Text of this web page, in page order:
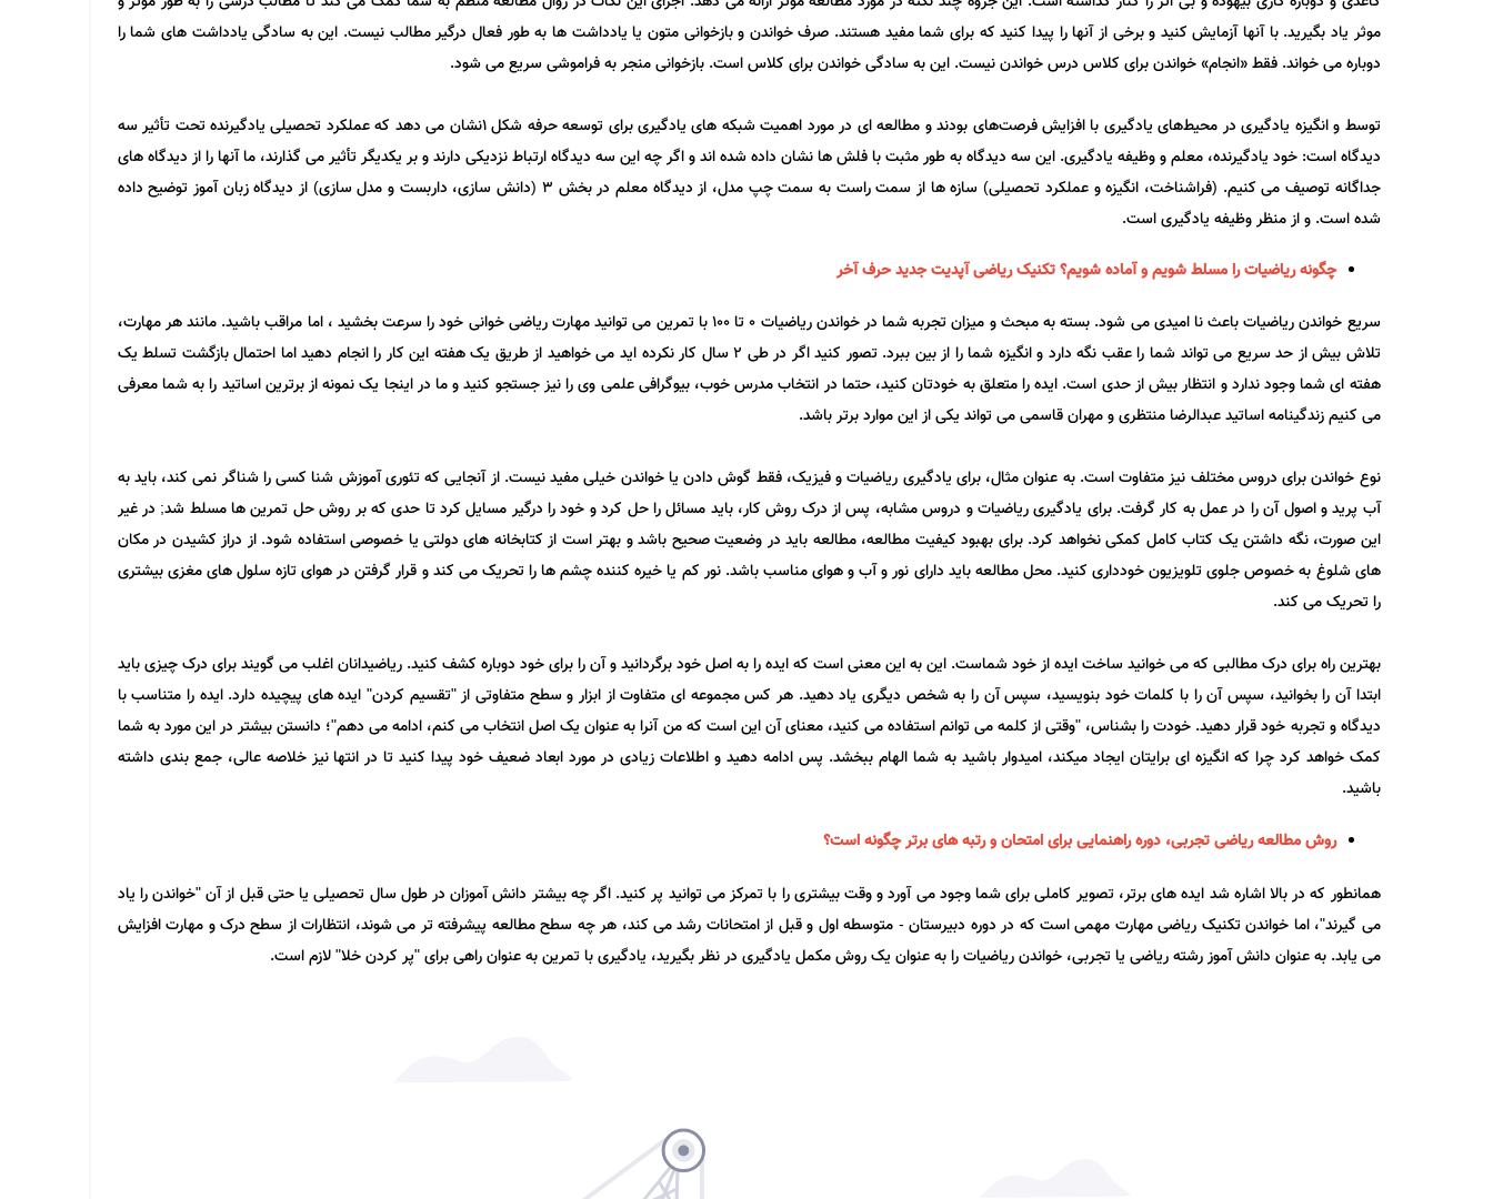
موثر یاد بگیرید. با آنها آزمایش کنید و برخی از آنها را پیدا کنید که برای شما مفید هستند. صرف خواندن و بازخوانی متون یا یادداشت ها به طور فعال درگیر مطالب نیست. این به سادگی یادداشت های شما را
دوباره می خواند. فقط «انجام» خواندن برای کلاس درس خواندن نیست. این به سادگی خواندن برای کلاس است. بازخوانی منجر به فراموشی سریع می شود.
توسط و انگیزه یادگیری در محیط‌های یادگیری با افزایش فرصت‌های بودند و مطالعه ای در مورد اهمیت شبکه های یادگیری برای توسعه حرفه شکل 1نشان می دهد که عملکرد تحصیلی یادگیرنده تحت تأثیر سه
دیدگاه است: خود یادگیرنده، معلم و وظیفه یادگیری. این سه دیدگاه به طور مثبت با فلش ها نشان داده شده اند و اگر چه این سه دیدگاه ارتباط نزدیکی دارند و بر یکدیگر تأثیر می گذارند، ما آنها را از دیدگاه های
جداگانه توصیف می کنیم. (فراشناخت، انگیزه و عملکرد تحصیلی) سازه ها از سمت راست به سمت چپ مدل، از دیدگاه معلم در بخش 3 (دانش سازی، داربست و مدل سازی) از دیدگاه زبان آموز توضیح داده
شده است. و از منظر وظیفه یادگیری است.
چگونه ریاضیات را مسلط شویم و آماده شویم؟تکنیک ریاضیآپدیت جدید حرف آخر
سریع خواندن ریاضیات باعث نا امیدی می شود. بسته به مبحث و میزان تجربه شما در خواندن ریاضیات 0 تا 100 با تمرین می توانید مهارت ریاضی خوانی خود را سرعت بخشید ، اما مراقب باشید. مانند هر مهارت،
تلاش بیش از حد سریع می تواند شما را عقب نگه دارد و انگیزه شما را از بین ببرد. تصور کنید اگر در طی 2 سال کار نکرده اید می خواهید از طریق یک هفته این کار را انجام دهید اما احتمال بازگشت تسلط یک
هفته ای شما وجود ندارد و انتظار بیش از حدی است. ایده را متعلق به خودتان کنید، حتما در انتخاب مدرس خوب، بیوگرافی علمی وی را نیز جستجو کنید و ما در اینجا یک نمونه از برترین اساتید را به شما معرفی
می کنیم زندگینامه اساتید عبدالرضا منتظری و مهران قاسمی می تواند یکی از این موارد برتر باشد.
نوع خواندن برای دروس مختلف نیز متفاوت است. به عنوان مثال، برای یادگیری ریاضیات و فیزیک، فقط گوش دادن یا خواندن خیلی مفید نیست. از آنجایی که تئوری آموزش شنا کسی را شناگر نمی کند، باید به
آب پرید و اصول آن را در عمل به کار گرفت. برای یادگیری ریاضیات و دروس مشابه، پس از درک روش کار، باید مسائل را حل کرد و خود را درگیر مسایل کرد تا حدی که بر روش حل تمرین ها مسلط شد; در غیر
این صورت، نگه داشتن یک کتاب کامل کمکی نخواهد کرد. برای بهبود کیفیت مطالعه، مطالعه باید در وضعیت صحیح باشد و بهتر است از کتابخانه های دولتی یا خصوصی استفاده شود. از دراز کشیدن در مکان
های شلوغ به خصوص جلوی تلویزیون خودداری کنید. محل مطالعه باید دارای نور و آب و هوای مناسب باشد. نور کم یا خیره کننده چشم ها را تحریک می کند و قرار گرفتن در هوای تازه سلول های مغزی بیشتری
را تحریک می کند.
بهترین راه برای درک مطالبی که می خوانید ساخت ایده از خود شماست. این به این معنی است که ایده را به اصل خود برگردانید و آن را برای خود دوباره کشف کنید. ریاضیدانان اغلب می گویند برای درک چیزی باید
ابتدا آن را بخوانید، سپس آن را با کلمات خود بنویسید، سپس آن را به شخص دیگری یاد دهید. هر کس مجموعه ای متفاوت از ابزار و سطح متفاوتی از "تقسیم کردن" ایده های پیچیده دارد. ایده را متناسب با
دیدگاه و تجربه خود قرار دهید. خودت را بشناس، "وقتی از کلمه می توانم استفاده می کنید، معنای آن این است که من آنرا به عنوان یک اصل انتخاب می کنم، ادامه می دهم"؛ دانستن بیشتر در این مورد به شما
کمک خواهد کرد چرا که انگیزه ای برایتان ایجاد میکند، امیدوار باشید به شما الهام ببخشد. پس ادامه دهید و اطلاعات زیادی در مورد ابعاد ضعیف خود پیدا کنید تا در انتها نیز خلاصه عالی، جمع بندی داشته
باشید.
روش مطالعه ریاضی تجربی، دوره راهنمایی برای امتحان و رتبه های برتر چگونه است؟
همانطور که در بالا اشاره شد ایده های برتر، تصویر کاملی برای شما وجود می آورد و وقت بیشتری را با تمرکز می توانید پر کنید. اگر چه بیشتر دانش آموزان در طول سال تحصیلی یا حتی قبل از آن "خواندن را یاد
می گیرند"، اما خواندن تکنیک ریاضی مهارت مهمی است که در دوره دبیرستان - متوسطه اول و قبل از امتحانات رشد می کند، هر چه سطح مطالعه پیشرفته تر می شوند، انتظارات از سطح درک و مهارت افزایش
می یابد. به عنوان دانش آموز رشته ریاضی یا تجربی، خواندن ریاضیات را به عنوان یک روش مکمل یادگیری در نظر بگیرید، یادگیری با تمرین به عنوان راهی برای "پر کردن خلا" لازم است.